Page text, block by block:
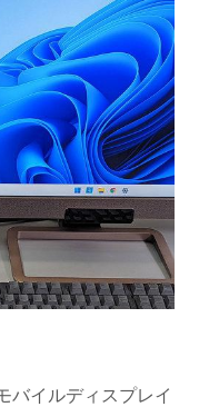
バイルディスプレイ